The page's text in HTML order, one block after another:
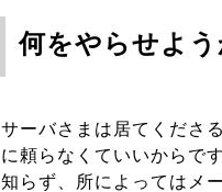
何をやらせよ
サーバさまは居てくださ
に頼らなくていいからで
知らず、所によってはメ